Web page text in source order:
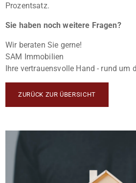
Prozentsatz.
Sie haben noch weitere Fragen?
Wir beraten Sie gerne!
SAM Immobilien
Ihre vertrauensvolle Hand - rund um
ZURÜCK ZUR ÜBERSICHT